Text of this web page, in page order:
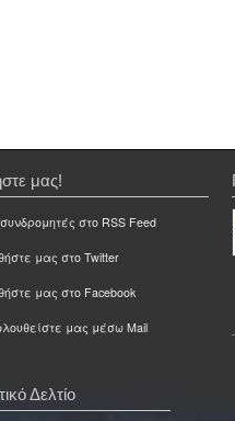
μας!
στο RSS Feed
μας στο Twitter
μας στο Facebook
μας μέσω Mail
Δελτίο